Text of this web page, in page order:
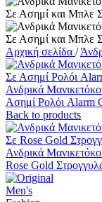
Αρχική σελίδα /
Ανδρικά
Ασημί Ρολόι Alarm
Back to products
Ανδρικά
Rose Gold